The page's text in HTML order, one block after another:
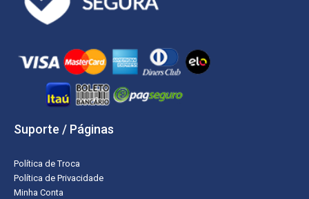
Suporte / Páginas
Política de Troca
Política de Privacidade
Minha Conta